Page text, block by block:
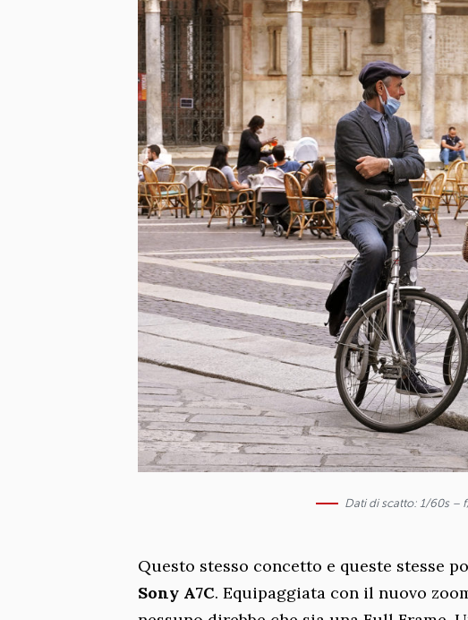
Dati di scatto: 1/60s –
Questo stesso concetto e queste stesse
Sony A7C. Equipaggiata con il nuovo